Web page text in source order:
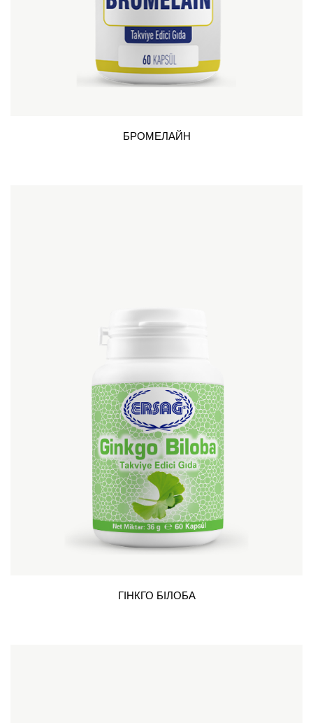
БРОМЕЛАЙН
ГІНКГО БІЛОБА